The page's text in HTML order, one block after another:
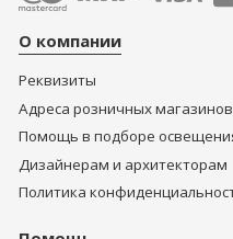
О компании
Реквизиты
Адреса розничных магазинов
Помощь в подборе
Дизайнерам и архитекторам
Политика